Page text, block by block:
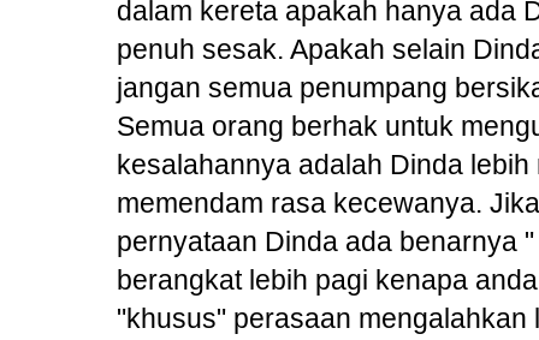
dalam kereta apakah hanya ada
penuh sesak. Apakah selain
jangan semua penumpang
Semua orang berhak untuk
kesalahannya adalah Dinda
memendam rasa kecewanya.
pernyataan Dinda ada benarnya
berangkat lebih pagi kenapa
"khusus" perasaan mengalahkan